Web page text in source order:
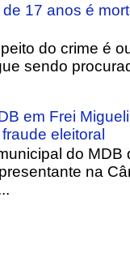
17 anos é
do crime é
sendo
em Frei
eleitoral
do
na